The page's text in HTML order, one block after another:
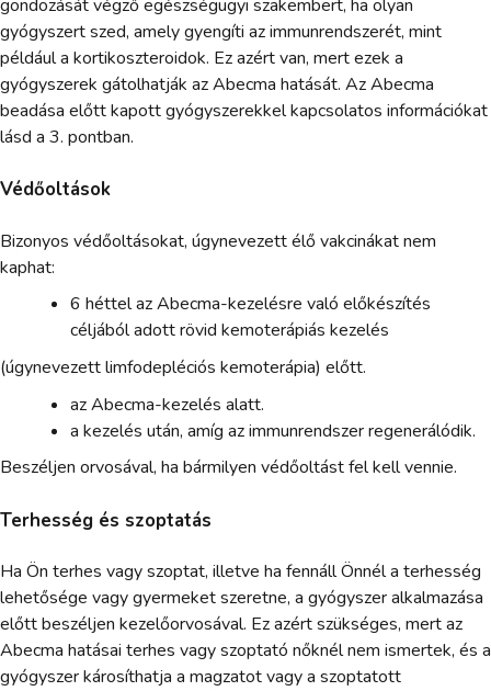
gondozását végző egészségügyi szakembert, ha olyan
gyógyszert szed, amely gyengíti az immunrendszerét, mint
például a kortikoszteroidok. Ez azért van, mert ezek a
gyógyszerek gátolhatják az Abecma hatását. Az Abecma
beadása előtt kapott gyógyszerekkel kapcsolatos információkat
lásd a 3. pontban.
Védőoltások
Bizonyos védőoltásokat, úgynevezett élő vakcinákat nem
kaphat:
6 héttel az Abecma-kezelésre való előkészítés
céljából adott rövid kemoterápiás kezelés
(úgynevezett limfodepléciós kemoterápia) előtt.
az Abecma-kezelés alatt.
a kezelés után, amíg az immunrendszer regenerálódik.
Beszéljen orvosával, ha bármilyen védőoltást fel kell vennie.
Terhesség és szoptatás
Ha Ön terhes vagy szoptat, illetve ha fennáll Önnél a terhesség
lehetősége vagy gyermeket szeretne, a gyógyszer alkalmazása
előtt beszéljen kezelőorvosával. Ez azért szükséges, mert az
Abecma hatásai terhes vagy szoptató nőknél nem ismertek, és a
gyógyszer károsíthatja a magzatot vagy a szoptatott